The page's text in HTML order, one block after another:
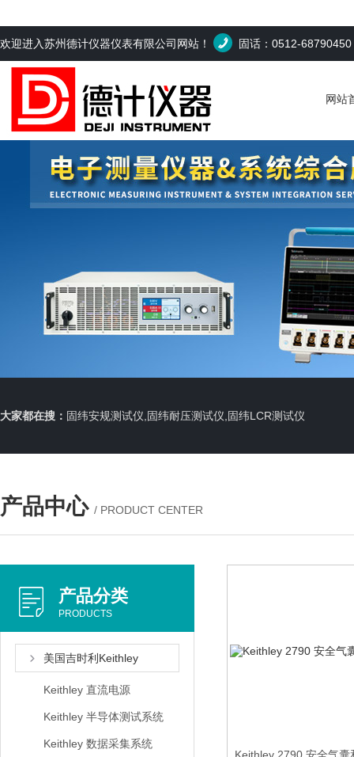
欢迎进入苏州德计仪器仪表有限公司网站！ 固话：0512-68790450
网站
大家都在搜： 固纬安规测试仪,固纬耐压测试仪,固纬LCR测试仪
产品中心 / PRODUCT CENTER
产品分类
PRODUCTS
美国吉时利Keithley
Keithley 直流电源
Keithley 半导体测试系统
Keithley 数据采集系统